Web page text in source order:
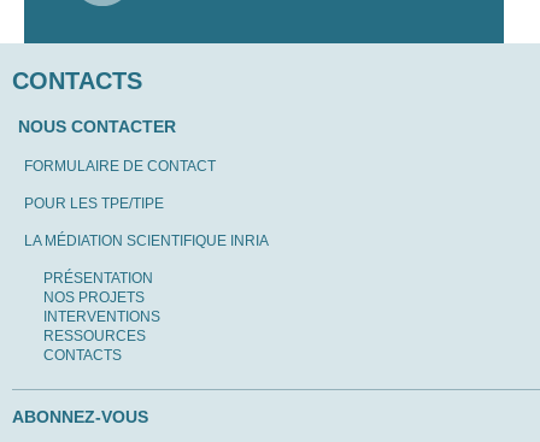
CONTACTS
NOUS CONTACTER
FORMULAIRE DE CONTACT
POUR LES TPE/TIPE
LA MÉDIATION SCIENTIFIQUE INRIA
PRÉSENTATION
NOS PROJETS
INTERVENTIONS
RESSOURCES
CONTACTS
ABONNEZ-VOUS